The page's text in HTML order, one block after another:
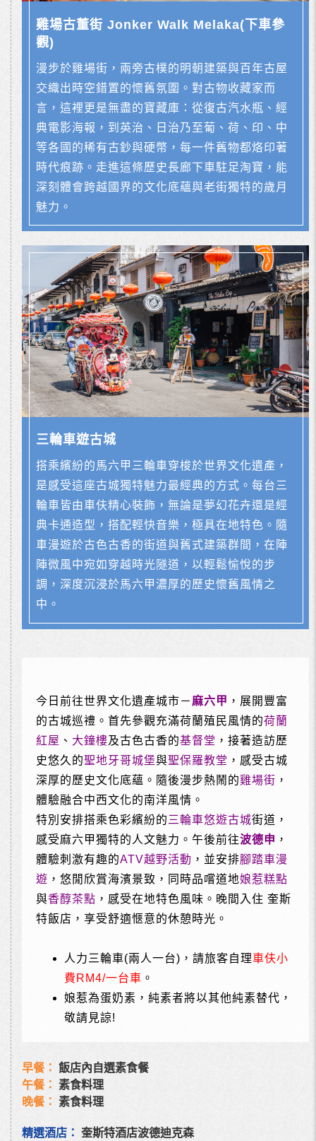
雞場古董街 Jonker Walk Melaka(下車參
觀)
漫步於雞場街，兩旁古樸的明朝建築與百年古屋
交織出時空錯置的懷舊氛圍。對古物收藏家而
言，這裡更是無盡的寶藏庫：從復古汽水瓶、經
典電影海報，到英治、日治乃至葡、荷、印、中
等各國的稀有古鈔與硬幣，每一件舊物都烙印著
時代痕跡。走進這條歷史長廊下車駐足淘寶，能
深刻體會跨越國界的文化底蘊與老街獨特的歲月
魅力。
三輪車遊古城
搭乘繽紛的馬六甲三輪車穿梭於世界文化遺產，
是感受這座古城獨特魅力最經典的方式。每台三
輪車皆由車伕精心裝飾，無論是夢幻花卉還是經
典卡通造型，搭配輕快音樂，極具在地特色。隨
車漫遊於古色古香的街道與舊式建築群間，在陣
陣微風中宛如穿越時光隧道，以輕鬆愉悅的步
調，深度沉浸於馬六甲濃厚的歷史懷舊風情之
中。
今日前往世界文化遺產城市－ 麻六甲 ，展開豐富
的古城巡禮。首先參觀充滿荷蘭殖民風情的荷蘭
紅屋 、 大鐘樓及古色古香的基督堂 ，接著造訪歷
史悠久的聖地牙哥城堡與聖保羅教堂 ，感受古城
深厚的歷史文化底蘊。隨後漫步熱鬧的雞場街 ，
體驗融合中西文化的南洋風情。
特別安排搭乘色彩繽紛的 三輪車悠遊古城街道，
感受麻六甲獨特的人文魅力。午後前往波德申 ，
體驗刺激有趣的ATV越野活動 ，並安排腳踏車漫
遊 ，悠閒欣賞海濱景致，同時品嚐道地娘惹糕點
與香醇茶點 ，感受在地特色風味。晚間入住 奎斯
特飯店，享受舒適愜意的休憩時光。
人力三輪車(兩人一台) ，請旅客自理車伕小
費 RM4/一台車 。
娘惹為蛋奶素，純素者將以其他純素替代，
敬請見諒!
早餐： 飯店內自選素食餐
午餐： 素食料理
晚餐： 素食料理
精選酒店： 奎斯特酒店波德迪克森